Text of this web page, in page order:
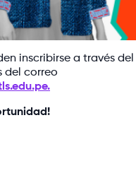
inscribirse a través del
del correo